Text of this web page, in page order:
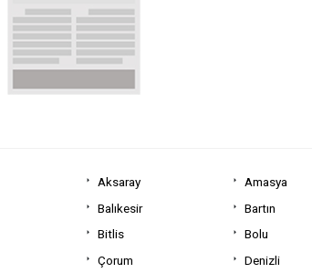
Aksaray
Amasya
Balıkesir
Bartın
Bitlis
Bolu
Çorum
Denizli